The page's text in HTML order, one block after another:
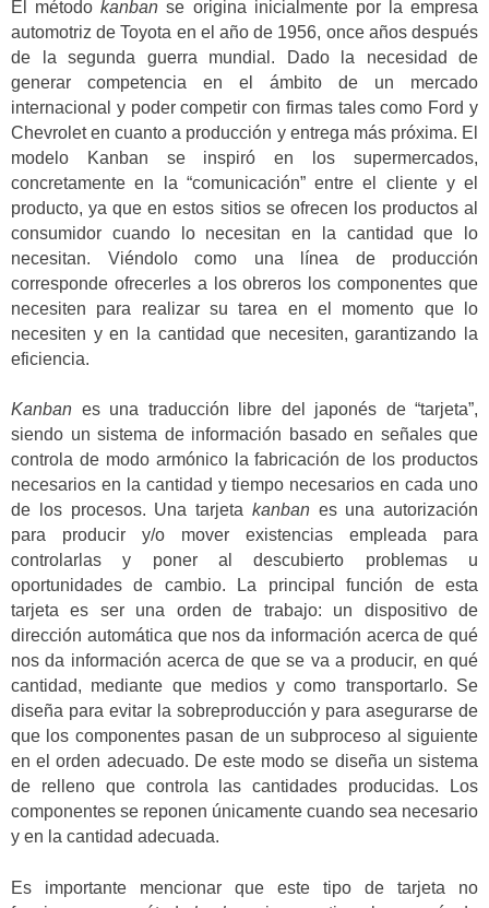
El métodokanban se origina inicialmente por la empresa
automotriz de Toyota en el año de 1956, once años después
de la segunda guerra mundial. Dado la necesidad de
generar competencia en el ámbito de un mercado
internacional y poder competir con firmas tales como Ford y
Chevrolet en cuanto a producción y entrega más próxima. El
modelo Kanban se inspiró en los supermercados,
concretamente en la “comunicación” entre el cliente y el
producto, ya que en estos sitios se ofrecen los productos al
consumidor cuando lo necesitan en la cantidad que lo
necesitan. Viéndolo como una línea de producción
corresponde ofrecerles a los obreros los componentes que
necesiten para realizar su tarea en el momento que lo
necesiten y en la cantidad que necesiten, garantizando la
eficiencia.
Kanban es una traducción libre del japonés de “tarjeta”,
siendo un sistema de información basado en señales que
controla de modo armónico la fabricación de los productos
necesarios en la cantidad y tiempo necesarios en cada uno
de los procesos. Una tarjeta kanbanes una autorización
para producir y/o mover existencias empleada para
controlarlas y poner al descubierto problemas u
oportunidades de cambio. La principal función de esta
tarjeta es ser una orden de trabajo: un dispositivo de
dirección automática que nos da información acerca de qué
nos da información acerca de que se va a producir, en qué
cantidad, mediante que medios y como transportarlo. Se
diseña para evitar la sobreproducción y para asegurarse de
que los componentes pasan de un subproceso al siguiente
en el orden adecuado. De este modo se diseña un sistema
de relleno que controla las cantidades producidas. Los
componentes se reponen únicamente cuando sea necesario
y en la cantidad adecuada.
Es importante mencionar que este tipo de tarjeta no